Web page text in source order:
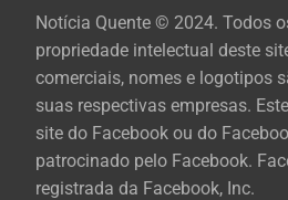
Notícia Quente © 2024. Todos
propriedade intelectual deste
comerciais, nomes e logotipos
suas respectivas empresas.
site do Facebook ou do
patrocinado pelo Facebook.
registrada da Facebook, Inc.